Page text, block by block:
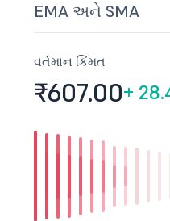
EMA અને SMA
વર્તમાન કિંમત
₹607.00+